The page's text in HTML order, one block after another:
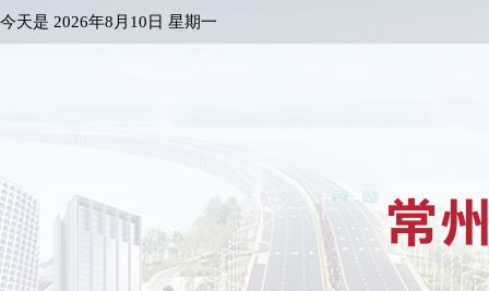
今天是 2026年8月10日 星期一